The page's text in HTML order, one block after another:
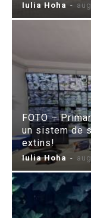
Iulia Hoha -
FOTO –
un sistem de
extins!
Iulia Hoha -